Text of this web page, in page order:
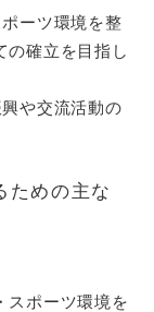
ーツ環境を整
の確立を目指し
や交流活動の
ための主な
ポーツ環境を